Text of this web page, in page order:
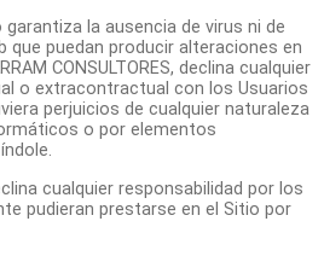
garantiza la ausencia de virus ni de
puedan producir alteraciones en
CONSULTORES, declina cualquier
o extracontractual con los Usuarios
perjuicios de cualquier naturaleza
o por elementos
cualquier responsabilidad por los
pudieran prestarse en el Sitio por